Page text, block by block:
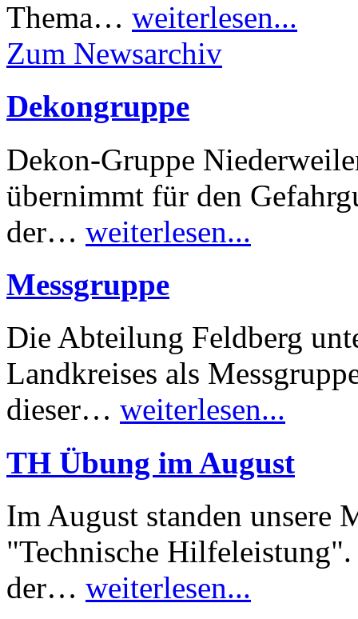
Thema… weiterlesen...
Zum Newsarchiv
Dekongruppe
Dekon-Gruppe
übernimmt für den
der… weiterlesen...
Messgruppe
Die Abteilung Feldberg
Landkreises als
dieser… weiterlesen...
TH Übung im August
Im August standen unsere
"Technische
der… weiterlesen...